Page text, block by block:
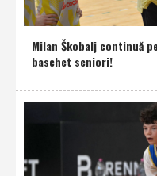
Milan Škobalj continuă
baschet seniori!